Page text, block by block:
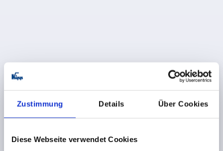
Zustimmung Details Über Cookies
Diese Webseite verwendet Cookies